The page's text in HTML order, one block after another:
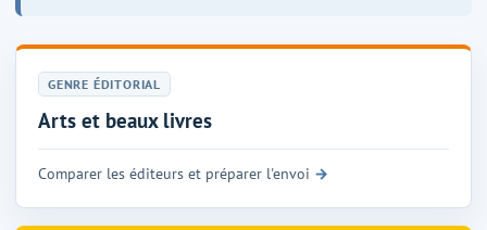
GENRE ÉDITORIAL
Arts et beaux livres
Comparer les éditeurs et préparer l'envoi